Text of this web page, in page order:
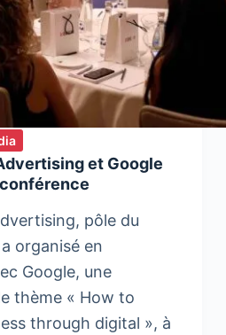
et Google
pôle du
organisé en
Google, une
thème « How to
through digital », à